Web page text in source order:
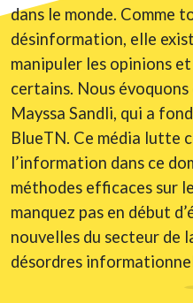
dans le monde. Comme
désinformation, elle
manipuler les opinions
certains. Nous
Mayssa Sandli, qui a
BlueTN. Ce média lutte
l’information dans ce
méthodes efficaces sur
manquez pas en début
nouvelles du secteur de
désordres